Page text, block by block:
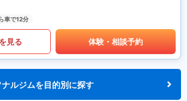
車で12分
見る 体験・相談予約
ルジムを目的別に探す